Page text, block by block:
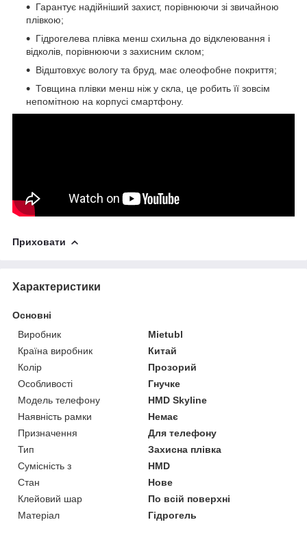
Гарантує надійніший захист, порівнюючи зі звичайною
плівкою;
Гідрогелева плівка менш схильна до відклеювання і
відколів, порівнюючи з захисним склом;
Відштовхує вологу та бруд, має олеофобне покриття;
Товщина плівки менш ніж у скла, це робить її зовсім
непомітною на корпусі смартфону.
Приховати
Характеристики
Основні
Виробник
Mietubl
Країна виробник
Китай
Колір
Прозорий
Особливості
Гнучке
Модель телефону
HMD Skyline
Наявність рамки
Немає
Призначення
Для телефону
Тип
Захисна плівка
Сумісність з
HMD
Стан
Нове
Клейовий шар
По всій поверхні
Матеріал
Гідрогель